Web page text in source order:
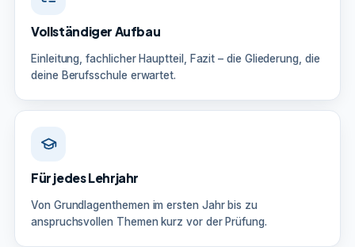
Vollständiger Aufbau
Einleitung, fachlicher Hauptteil, Fazit – die Gliederung, die
deine Berufsschule erwartet.
Für jedes Lehrjahr
Von Grundlagenthemen im ersten Jahr bis zu
anspruchsvollen Themen kurz vor der Prüfung.